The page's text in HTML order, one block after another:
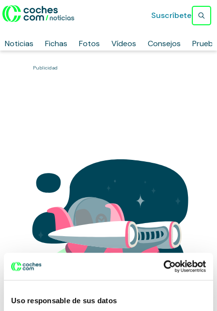
Uso responsable de sus datos
Noticias Fichas Fotos Vídeos Consejos
Suscríbete
Publicidad